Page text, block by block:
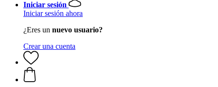
Iniciar sesión
Iniciar sesión ahora
¿Eres un nuevo usuario?
Crear una cuenta